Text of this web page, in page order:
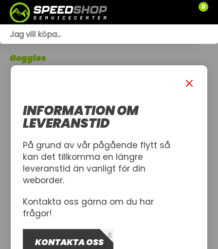
0
SLÄPVAGNAR
Goggles
INFORMATION OM
LEVERANSTID
På grund av vår pågående flytt så
kan det tillkomma en längre
leveranstid än vanligt för din
weborder.
Kontakta oss gärna om du har
frågor!
KONTAKTA OSS